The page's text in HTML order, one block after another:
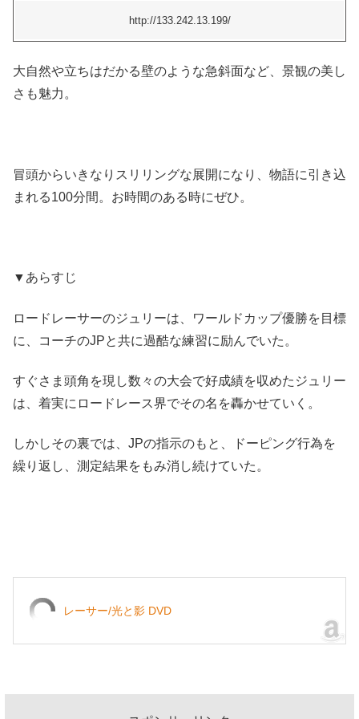
http://133.242.13.199/
大自然や立ちはだかる壁のような急斜面など、景観の美し
さも魅力。
冒頭からいきなりスリリングな展開になり、物語に引き込
まれる100分間。お時間のある時にぜひ。
▼あらすじ
ロードレーサーのジュリーは、ワールドカップ優勝を目標
に、コーチのJPと共に過酷な練習に励んでいた。
すぐさま頭角を現し数々の大会で好成績を収めたジュリー
は、着実にロードレース界でその名を轟かせていく。
しかしその裏では、JPの指示のもと、ドーピング行為を
繰り返し、測定結果をもみ消し続けていた。
レーサー/光と影 DVD